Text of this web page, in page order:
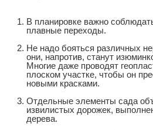
В планировке важно
плавные переходы.
Не надо бояться различных
они, напротив, станут
Многие даже проводят
плоском участке, чтобы он
новыми красками.
Отдельные элементы сада
извилистых дорожек,
дерева.